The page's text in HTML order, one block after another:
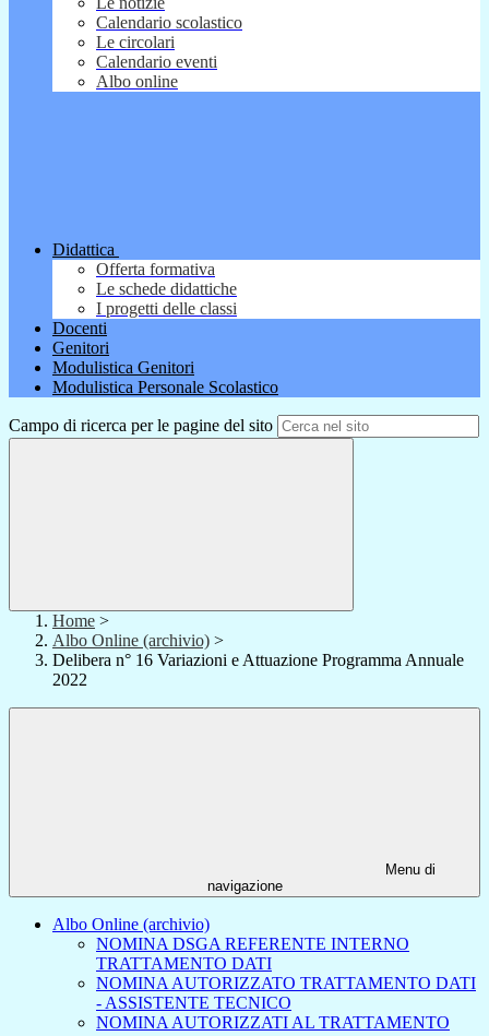
Calendario scolastico
Le circolari
Calendario eventi
Albo online
Didattica
Offerta formativa
Le schede didattiche
I progetti delle classi
Docenti
Genitori
Modulistica Genitori
Modulistica Personale Scolastico
Campo di ricerca per le pagine del sito
Home >
Albo Online (archivio) >
Delibera n° 16 Variazioni e Attuazione Programma Annuale
2022
Menu di
navigazione
Albo Online (archivio)
NOMINA DSGA REFERENTE INTERNO
TRATTAMENTO DATI
NOMINA AUTORIZZATO TRATTAMENTO DATI
- ASSISTENTE TECNICO
NOMINA AUTORIZZATI AL TRATTAMENTO